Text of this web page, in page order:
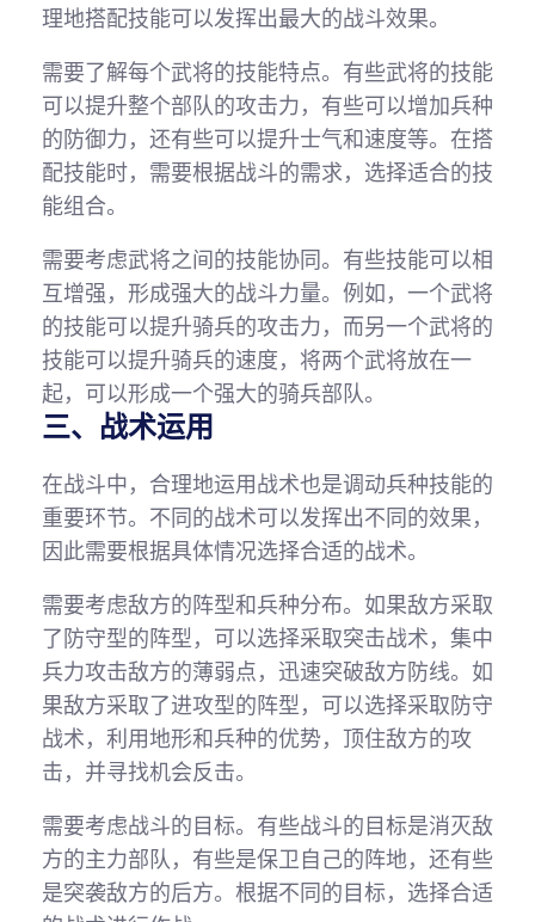
理地搭配技能可以发挥出最大的战斗效果。
需要了解每个武将的技能特点。有些武将的技能
可以提升整个部队的攻击力，有些可以增加兵种
的防御力，还有些可以提升士气和速度等。在搭
配技能时，需要根据战斗的需求，选择适合的技
能组合。
需要考虑武将之间的技能协同。有些技能可以相
互增强，形成强大的战斗力量。例如，一个武将
的技能可以提升骑兵的攻击力，而另一个武将的
技能可以提升骑兵的速度，将两个武将放在一
起，可以形成一个强大的骑兵部队。
三、战术运用
在战斗中，合理地运用战术也是调动兵种技能的
重要环节。不同的战术可以发挥出不同的效果，
因此需要根据具体情况选择合适的战术。
需要考虑敌方的阵型和兵种分布。如果敌方采取
了防守型的阵型，可以选择采取突击战术，集中
兵力攻击敌方的薄弱点，迅速突破敌方防线。如
果敌方采取了进攻型的阵型，可以选择采取防守
战术，利用地形和兵种的优势，顶住敌方的攻
击，并寻找机会反击。
需要考虑战斗的目标。有些战斗的目标是消灭敌
方的主力部队，有些是保卫自己的阵地，还有些
是突袭敌方的后方。根据不同的目标，选择合适